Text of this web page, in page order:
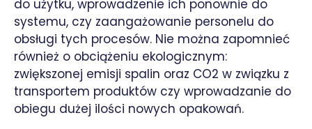
do użytku, wprowadzenie ich ponownie do
systemu, czy zaangażowanie personelu do
obsługi tych procesów. Nie można zapomnieć
również o obciążeniu ekologicznym:
zwiększonej emisji spalin oraz CO2 w związku z
transportem produktów czy wprowadzanie do
obiegu dużej ilości nowych opakowań.